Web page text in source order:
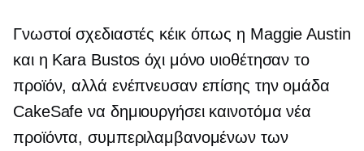
Γνωστοί σχεδιαστές κέικ όπως η Maggie Austin
και η Kara Bustos όχι μόνο υιοθέτησαν το
προϊόν, αλλά ενέπνευσαν επίσης την ομάδα
CakeSafe να δημιουργήσει καινοτόμα νέα
προϊόντα, συμπεριλαμβανομένων των